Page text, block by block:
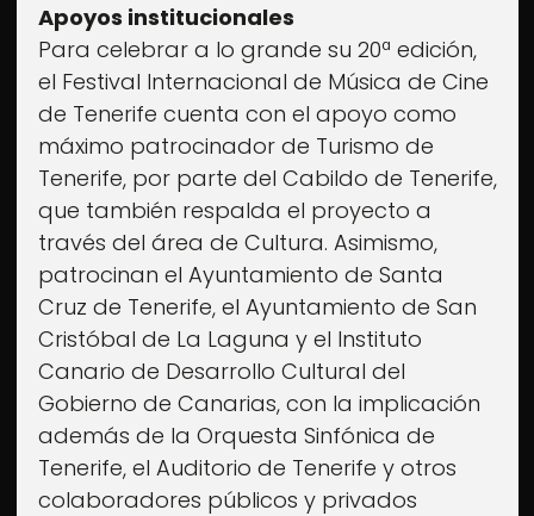
Apoyos institucionales
Para celebrar a lo grande su 20ª edición,
el Festival Internacional de Música de Cine
de Tenerife cuenta con el apoyo como
máximo patrocinador de Turismo de
Tenerife, por parte del Cabildo de Tenerife,
que también respalda el proyecto a
través del área de Cultura. Asimismo,
patrocinan el Ayuntamiento de Santa
Cruz de Tenerife, el Ayuntamiento de San
Cristóbal de La Laguna y el Instituto
Canario de Desarrollo Cultural del
Gobierno de Canarias, con la implicación
además de la Orquesta Sinfónica de
Tenerife, el Auditorio de Tenerife y otros
colaboradores públicos y privados